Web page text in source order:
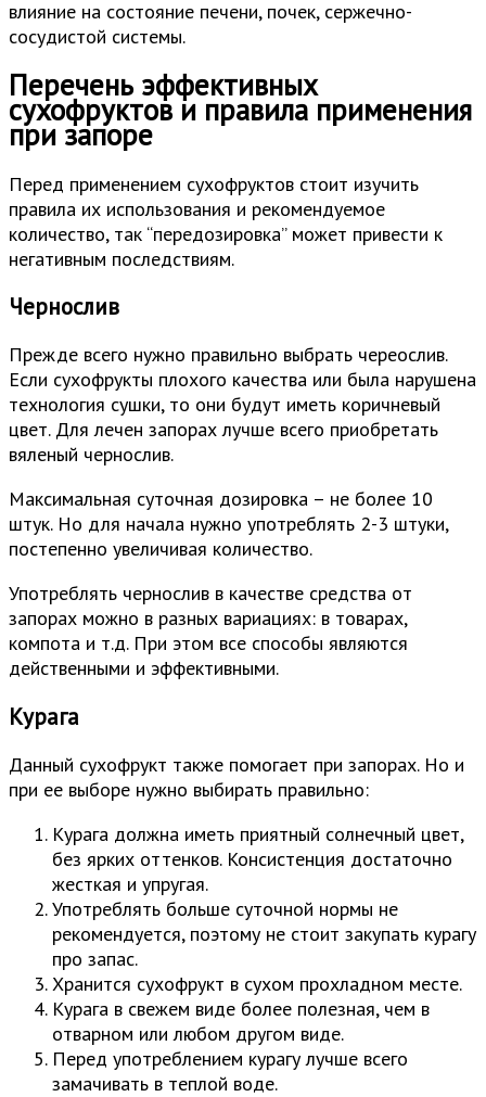
влияние на состояние печени, почек, сержечно-
сосудистой системы.
Перечень эффективных
сухофруктов и правила применения
при запоре
Перед применением сухофруктов стоит изучить
правила их использования и рекомендуемое
количество, так “передозировка” может привести к
негативным последствиям.
Чернослив
Прежде всего нужно правильно выбрать череослив.
Если сухофрукты плохого качества или была нарушена
технология сушки, то они будут иметь коричневый
цвет. Для лечен запорах лучше всего приобретать
вяленый чернослив.
Максимальная суточная дозировка – не более 10
штук. Но для начала нужно употреблять 2-3 штуки,
постепенно увеличивая количество.
Употреблять чернослив в качестве средства от
запорах можно в разных вариациях: в товарах,
компота и т.д. При этом все способы являются
действенными и эффективными.
Курага
Данный сухофрукт также помогает при запорах. Но и
при ее выборе нужно выбирать правильно:
Курага должна иметь приятный солнечный цвет,
без ярких оттенков. Консистенция достаточно
жесткая и упругая.
Употреблять больше суточной нормы не
рекомендуется, поэтому не стоит закупать курагу
про запас.
Хранится сухофрукт в сухом прохладном месте.
Курага в свежем виде более полезная, чем в
отварном или любом другом виде.
Перед употреблением курагу лучше всего
замачивать в теплой воде.